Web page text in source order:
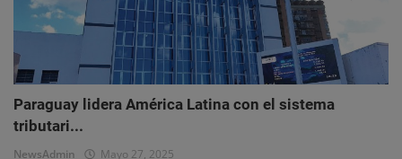
Paraguay lidera América Latina con el sistema
tributari...
NewsAdmin Mayo 27, 2025